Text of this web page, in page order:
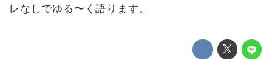
レなしでゆる〜く語ります。